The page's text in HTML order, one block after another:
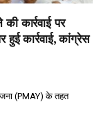
कार्रवाई पर
कार्रवाई, कांग्रेस
(PMAY) के तहत